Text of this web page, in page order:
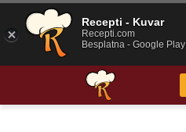
Recepti - Kuvar
Recepti.com
Besplatna - Google Play